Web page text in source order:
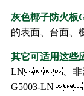
灰色椰子防火板
的表面、台面、橱
其它可适用这些
LN、非
G5003-LN